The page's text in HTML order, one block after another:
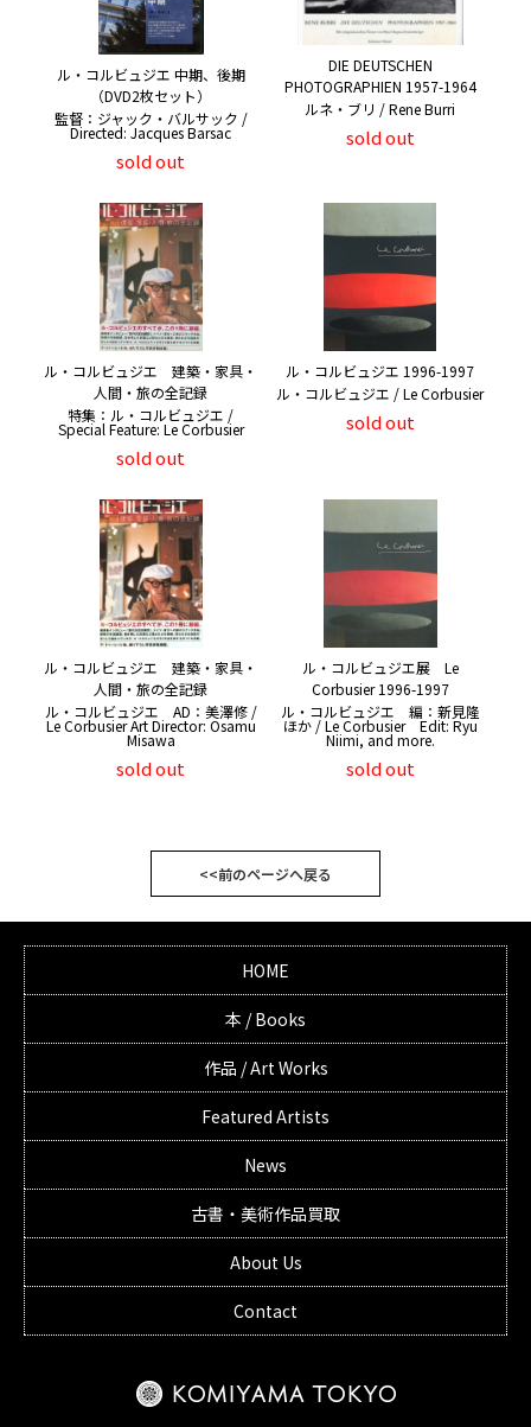
ル・コルビュジエ 中期、後期
（DVD2枚セット）
監督：ジャック・バルサック /
Directed: Jacques Barsac
sold out
DIE DEUTSCHEN
PHOTOGRAPHIEN 1957-1964
ルネ・ブリ / Rene Burri
sold out
ル・コルビュジエ 建築・家具・
人間・旅の全記録
特集：ル・コルビュジエ /
Special Feature: Le Corbusier
sold out
ル・コルビュジエ 1996-1997
ル・コルビュジエ / Le Corbusier
sold out
ル・コルビュジエ 建築・家具・
人間・旅の全記録
ル・コルビュジエ AD：美澤修 /
Le Corbusier Art Director: Osamu
Misawa
sold out
ル・コルビュジエ展 Le
Corbusier 1996-1997
ル・コルビュジエ 編：新見隆
ほか / Le Corbusier Edit: Ryu
Niimi, and more.
sold out
<<前のページへ戻る
HOME
本 / Books
作品 / Art Works
Featured Artists
News
古書・美術作品買取
About Us
Contact